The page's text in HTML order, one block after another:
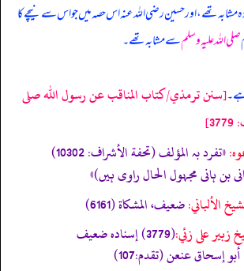
تھے، اور حسین رضی الله عنہ اس حصہ میں جو اس سے نیچے کا
صلی اللہ علیہ وسلمسے مشابہ تھے۔
[سنن ترمذي/كتاب المناقب عن رسول الله صلى
«تفرد بہ المؤلف (تحفة الأشراف: 10302)
ہانی مجہول الحال راوی ہیں)»
الألباني:ضعيف، المشكاة (6161)
زبير على زئي:(3779) إسناده ضعيف
أبو إسحاق عنعن (تقدم:107)